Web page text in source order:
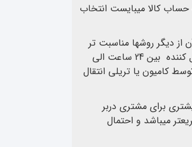
صفحه تسویه حساب کالا میبایست انتخاب
دیگر روشها مناسبت تر
است ، مدت زمان رسیدن کالا به دست مشتری بسته به مسافت و شرکت حمل کننده بین 24 ساعت الی
کامیون یا تریلی انتقال
برای مشتری دربر
میباشد و احتمال